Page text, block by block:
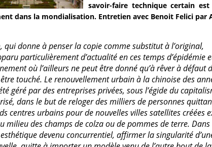
savoir-faire technique certain
dans la mondialisation. Entretien avec Benoit Felici par
qui donne à penser la copie comme substitut à l’original,
particulièrement d’actualité en ces temps d’épidémie
où l’ailleurs ne peut être donné qu’à rêver à défaut
touché. Le renouvellement urbain à la chinoise des
géré par des entreprises privées, sous l’égide du
dans le but de reloger des milliers de personnes
centres urbains pour de nouvelles villes satellites créées
milieu des champs de colza ou de pommes de terre.
devenu concurrentiel, affirmer la singularité